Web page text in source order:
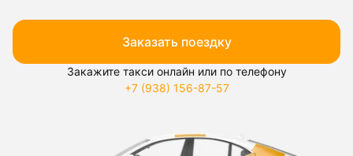
Заказать поездку
Закажите такси онлайн или по телефону
+7 (938) 156-87-57